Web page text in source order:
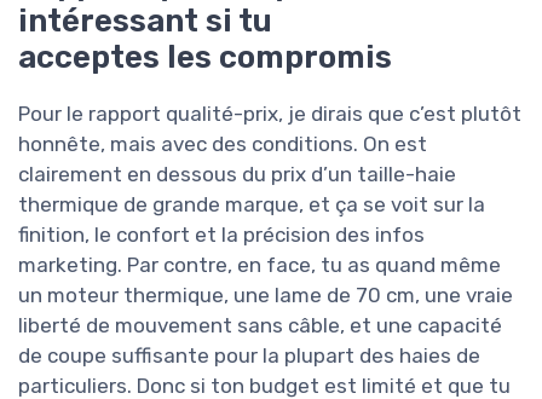
intéressant si tu
acceptes les compromis
Pour le rapport qualité-prix, je dirais que c’est plutôt
honnête, mais avec des conditions. On est
clairement en dessous du prix d’un taille-haie
thermique de grande marque, et ça se voit sur la
finition, le confort et la précision des infos
marketing. Par contre, en face, tu as quand même
un moteur thermique, une lame de 70 cm, une vraie
liberté de mouvement sans câble, et une capacité
de coupe suffisante pour la plupart des haies de
particuliers. Donc si ton budget est limité et que tu